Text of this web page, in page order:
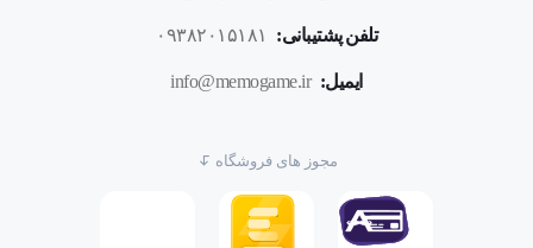
تلفن پشتیبانی: ۰۹۳۸۲۰۱۵۱۸۱
ایمیل: info@memogame.ir
مجوز های فروشگاه